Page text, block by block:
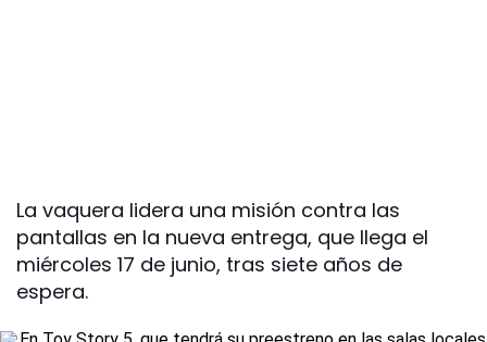
La vaquera lidera una misión contra las
pantallas en la nueva entrega, que llega el
miércoles 17 de junio, tras siete años de
espera.